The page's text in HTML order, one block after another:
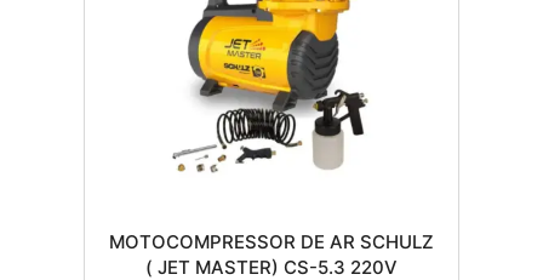
MOTOCOMPRESSOR DE AR SCHULZ
( JET MASTER) CS-5.3 220V